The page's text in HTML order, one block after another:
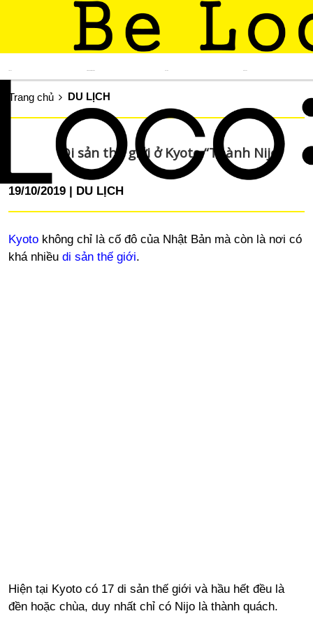
Trang chủ DU LỊCH
Di sản thế giới ở Kyoto “Thành Nijo”
19/10/2019 DU LỊCH
Kyotokhông chỉ là cố đô của Nhật Bản mà còn là nơi có
khá nhiều di sản thế giới.
Hiện tại Kyoto có 17 di sản thế giới và hầu hết đều là
đền hoặc chùa, duy nhất chỉ có Nijo là thành quách.